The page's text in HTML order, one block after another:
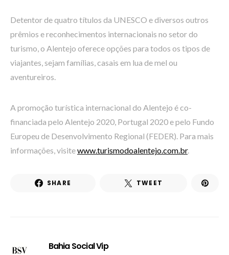
Detentor de quatro títulos da UNESCO e diversos outros
prêmios e reconhecimentos internacionais no setor do
turismo, o Alentejo oferece opções para todos os tipos de
viajantes, sejam famílias, casais em lua de mel ou
aventureiros.
A promoção turística internacional do Alentejo é co-
financiada pelo Alentejo 2020, Portugal 2020 e pelo Fundo
Europeu de Desenvolvimento Regional (FEDER). Para mais
informações, visitewww.turismodoalentejo.com.br.
SHARE TWEET
Bahia Social Vip